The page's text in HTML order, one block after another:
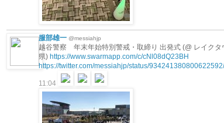
服部雄一 @messiahjp
越谷警察 年末年始特別警戒・取締り 出発式 (@ レイクタ
県) https://www.swarmapp.com/c/cNl08dQ23BH
https://twitter.com/messiahjp/status/
11:04